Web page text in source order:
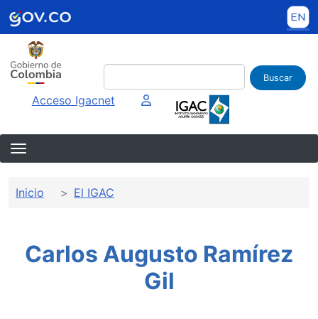
Pasar al contenido principal
Buscar
Acceso Igacnet Imagen interna
Sobrescribir enlaces de ayuda a la
Inicio El IGAC
Carlos Augusto Ramírez
Gil